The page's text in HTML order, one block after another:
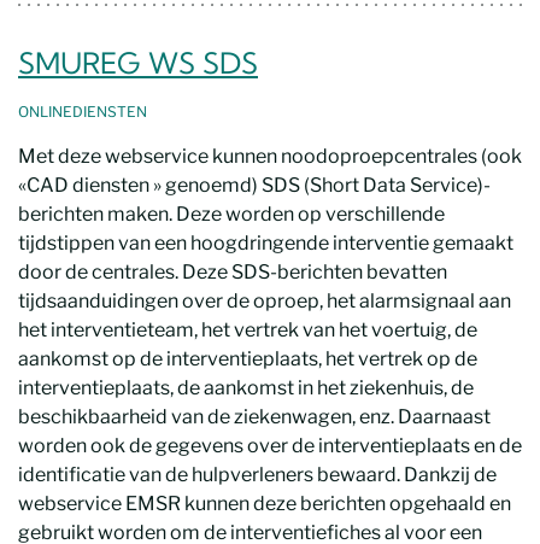
SMUREG WS SDS
ONLINEDIENSTEN
Met deze webservice kunnen noodoproepcentrales (ook
«CAD diensten » genoemd) SDS (Short Data Service)-
berichten maken. Deze worden op verschillende
tijdstippen van een hoogdringende interventie gemaakt
door de centrales. Deze SDS-berichten bevatten
tijdsaanduidingen over de oproep, het alarmsignaal aan
het interventieteam, het vertrek van het voertuig, de
aankomst op de interventieplaats, het vertrek op de
interventieplaats, de aankomst in het ziekenhuis, de
beschikbaarheid van de ziekenwagen, enz. Daarnaast
worden ook de gegevens over de interventieplaats en de
identificatie van de hulpverleners bewaard. Dankzij de
webservice EMSR kunnen deze berichten opgehaald en
gebruikt worden om de interventiefiches al voor een